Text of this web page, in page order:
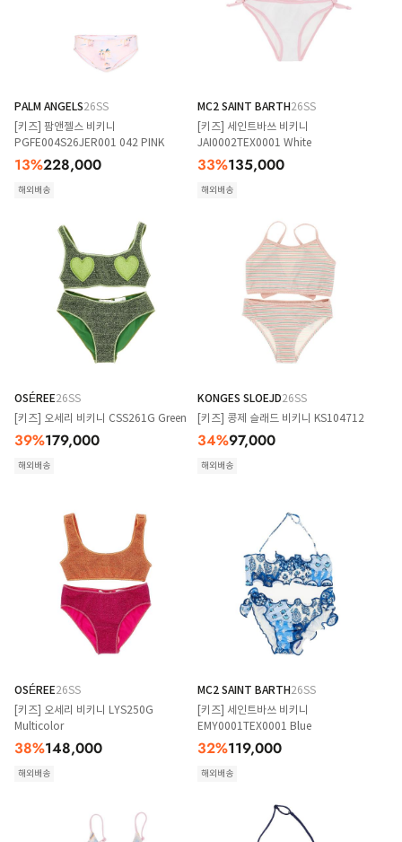
PALM ANGELS26SS
[키즈] 팜앤젤스 비키니
PGFE004S26JER001 042 PINK
13%228,000
해외배송
MC2 SAINT BARTH26SS
[키즈] 세인트바쓰 비키니
JAI0002TEX0001 White
33%135,000
해외배송
OSÉREE26SS
[키즈] 오세리 비키니 CSS261G Green
39%179,000
해외배송
KONGES SLOEJD26SS
[키즈] 콩제 슬래드 비키니 KS104712
34%97,000
해외배송
OSÉREE26SS
[키즈] 오세리 비키니 LYS250G
Multicolor
38%148,000
해외배송
MC2 SAINT BARTH26SS
[키즈] 세인트바쓰 비키니
EMY0001TEX0001 Blue
32%119,000
해외배송